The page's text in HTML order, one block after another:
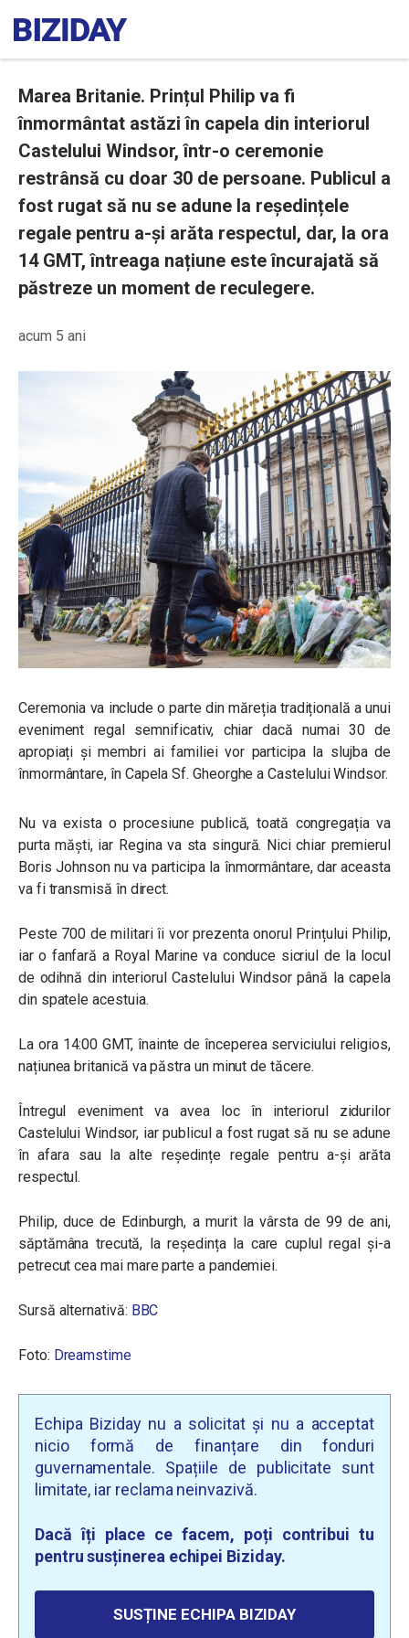
Marea Britanie. Prințul Philip va fi
înmormântat astăzi în capela din interiorul
Castelului Windsor, într-o ceremonie
restrânsă cu doar 30 de persoane. Publicul a
fost rugat să nu se adune la reședințele
regale pentru a-și arăta respectul, dar, la ora
14 GMT, întreaga națiune este încurajată să
păstreze un moment de reculegere.
acum 5 ani
Ceremonia va include o parte din măreția tradițională a unui
eveniment regal semnificativ, chiar dacă numai 30 de
apropiați și membri ai familiei vor participa la slujba de
înmormântare, în Capela Sf. Gheorghe a Castelului Windsor.
Nu va exista o procesiune publică, toată congregația va
purta măști, iar Regina va sta singură. Nici chiar premierul
Boris Johnson nu va participa la înmormântare, dar aceasta
va fi transmisă în direct.
Peste 700 de militari îi vor prezenta onorul Prințului Philip,
iar o fanfară a Royal Marine va conduce sicriul de la locul
de odihnă din interiorul Castelului Windsor până la capela
din spatele acestuia.
La ora 14:00 GMT, înainte de începerea serviciului religios,
națiunea britanică va păstra un minut de tăcere.
Întregul eveniment va avea loc în interiorul zidurilor
Castelului Windsor, iar publicul a fost rugat să nu se adune
în afara sau la alte reședințe regale pentru a-și arăta
respectul.
Philip, duce de Edinburgh, a murit la vârsta de 99 de ani,
săptămâna trecută, la reședința la care cuplul regal și-a
petrecut cea mai mare parte a pandemiei.
Sursă alternativă: BBC
Foto: Dreamstime
Echipa Biziday nu a solicitat și nu a acceptat
nicio formă de finanțare din fonduri
guvernamentale. Spațiile de publicitate sunt
limitate, iar reclama neinvazivă.
Dacă îți place ce facem, poți contribui tu
pentru susținerea echipei Biziday.
SUSȚINE ECHIPA BIZIDAY